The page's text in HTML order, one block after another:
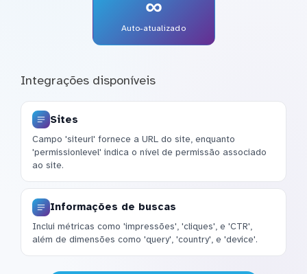
∞
Auto-atualizado
Integrações disponíveis
Sites
Campo 'siteurl' fornece a URL do site, enquanto
'permissionlevel' indica o nível de permissão associado
ao site.
Informações de buscas
Inclui métricas como 'impressões', 'cliques', e 'CTR',
além de dimensões como 'query', 'country', e 'device'.